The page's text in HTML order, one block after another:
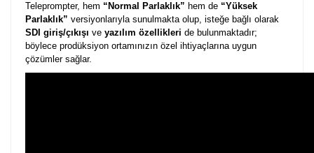
Teleprompter, hem “Normal Parlaklık” hem de “Yüksek
Parlaklık” versiyonlarıyla sunulmakta olup, isteğe bağlı olarak
SDI giriş/çıkışı ve yazılım özellikleri de bulunmaktadır;
böylece prodüksiyon ortamınızın özel ihtiyaçlarına uygun
çözümler sağlar.